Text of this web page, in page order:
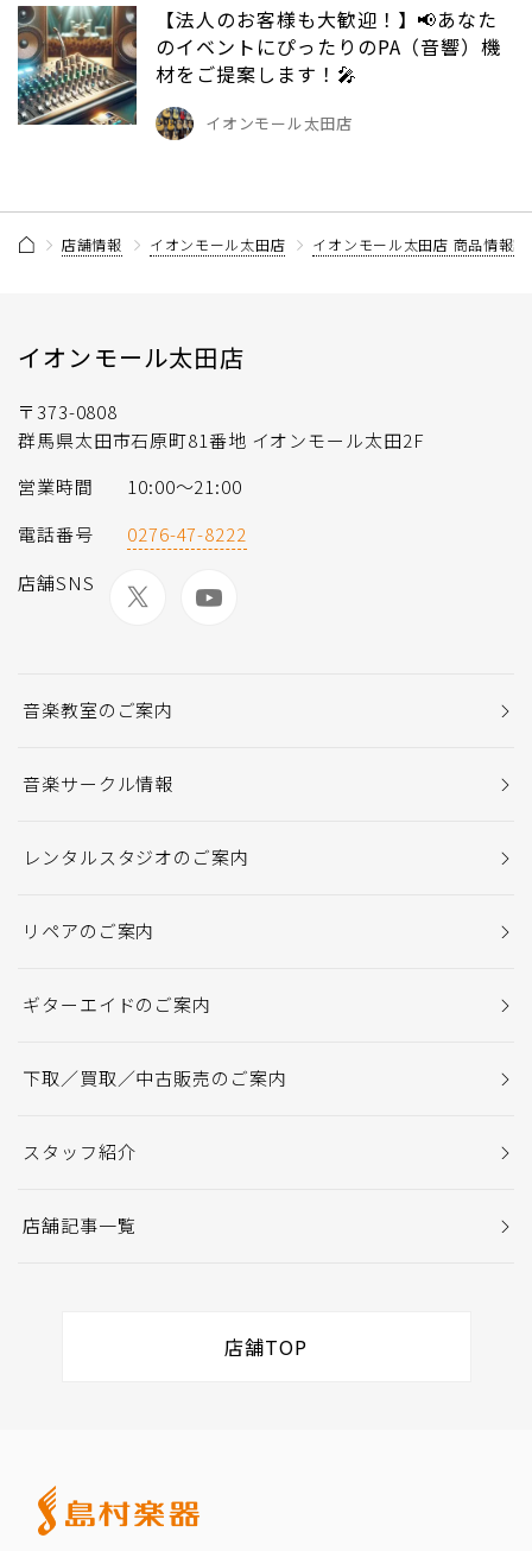
【法人のお客様も大歓迎！】📢あなた
のイベントにぴったりのPA（音響）機
材をご提案します！🎤
イオンモール太田店
店舗情報 イオンモール太田店 イオンモール太田店 商品情報
イオンモール太田店
〒373-0808
群馬県太田市石原町81番地 イオンモール太田2F
営業時間
10:00〜21:00
電話番号
0276-47-8222
店舗SNS
音楽教室のご案内
音楽サークル情報
レンタルスタジオのご案内
リペアのご案内
ギターエイドのご案内
下取／買取／中古販売のご案内
スタッフ紹介
店舗記事一覧
店舗TOP